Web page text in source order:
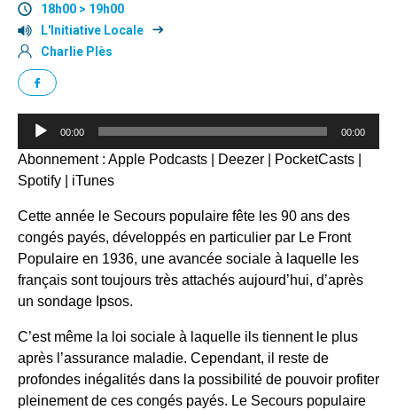
18h00 > 19h00
L'Initiative Locale
Charlie Plès
Lecteur
00:00 00:00
Abonnement : Apple Podcasts Deezer PocketCasts
Spotify
iTunes
Cette année le Secours populaire fête les 90 ans des
congés payés, développés en particulier par Le Front
Populaire en 1936, une avancée sociale à laquelle les
français sont toujours très attachés aujourd’hui, d’après
un sondage Ipsos.
C’est même la loi sociale à laquelle ils tiennent le plus
après l’assurance maladie. Cependant, il reste de
profondes inégalités dans la possibilité de pouvoir profiter
pleinement de ces congés payés. Le Secours populaire